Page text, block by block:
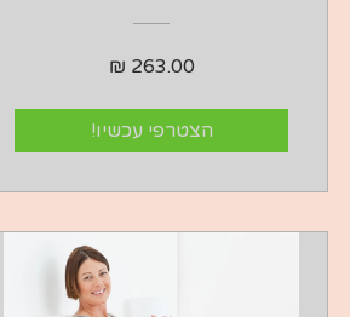
הצטרפי עכשיו!